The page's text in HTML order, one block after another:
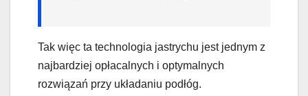
Tak więc ta technologia jastrychu jest jednym z
najbardziej opłacalnych i optymalnych
rozwiązań przy układaniu podłóg.